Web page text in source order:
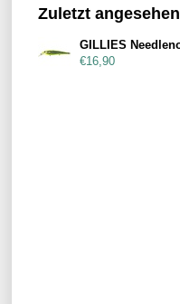
Zuletzt angesehen
€16,90